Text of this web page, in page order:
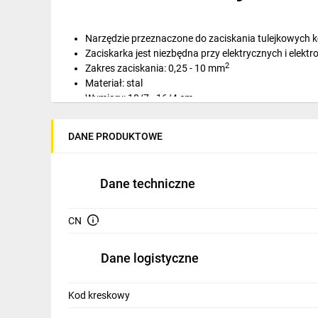
Odzież ochronna i BHP
Inne
Budowa i Remont
Elektromobilność
Wentylacja i rekuperacja
Narzędzie przeznaczone do zaciskania
Zaciskarka jest niezbędna przy elektrycznych i
Zakres zaciskania: 0,25 - 10 mm2
Materiał: stal
Wymiary: 18/7 - 16/4 cm
DANE PRODUKTOWE
Dane techniczne
CN
Dane logistyczne
Kod kreskowy